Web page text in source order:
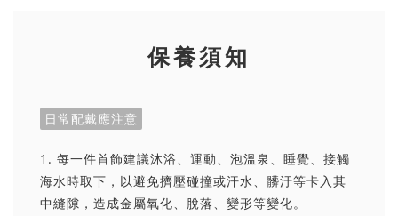
保養須知
日常配戴應注意
1. 每一件首飾建議沐浴、運動、泡溫泉、睡覺、接觸
海水時取下，以避免擠壓碰撞或汗水、髒汙等卡入其
中縫隙，造成金屬氧化、脫落、變形等變化。